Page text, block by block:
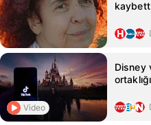
Video
Disney
ortaklığı